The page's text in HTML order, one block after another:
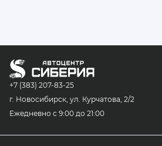
+7 (383) 207-83-25
г. Новосибирск, ул. Курчатова, 2/2
Ежедневно с 9:00 до 21:00